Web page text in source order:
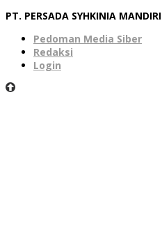
PT. PERSADA SYHKINIA MANDIRI
Pedoman Media Siber
Redaksi
Login